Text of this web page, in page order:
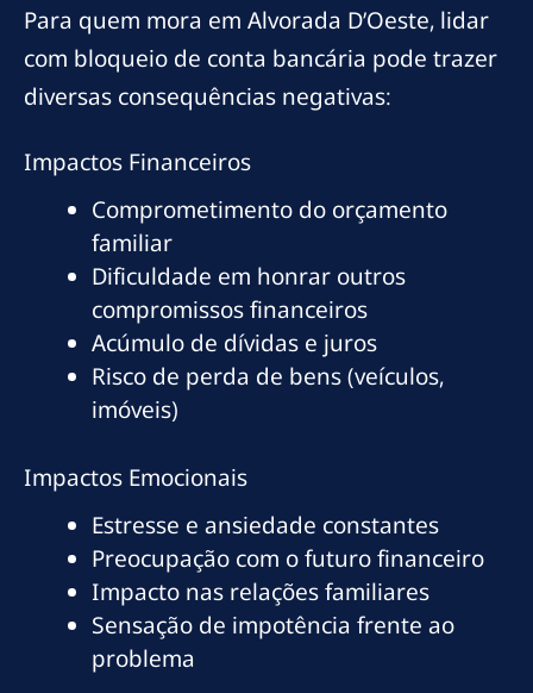
Para quem mora em Alvorada D’Oeste, lidar
com bloqueio de conta bancária pode trazer
diversas consequências negativas:
Impactos Financeiros
Comprometimento do orçamento
familiar
Dificuldade em honrar outros
compromissos financeiros
Acúmulo de dívidas e juros
Risco de perda de bens (veículos,
imóveis)
Impactos Emocionais
Estresse e ansiedade constantes
Preocupação com o futuro financeiro
Impacto nas relações familiares
Sensação de impotência frente ao
problema